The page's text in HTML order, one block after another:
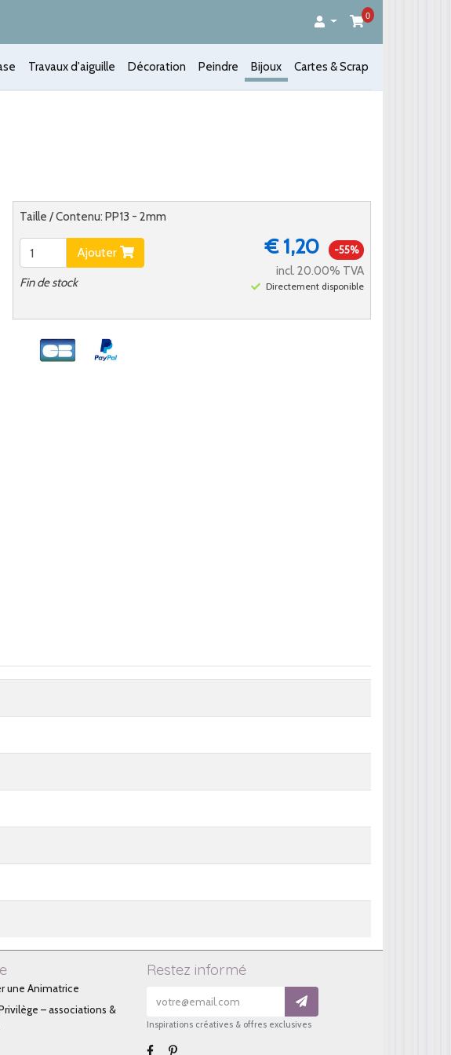
0
Travaux d'aiguille Décoration Peindre Bijoux Cartes & Scrap
Taille / Contenu: PP13 - 2mm
Ajouter
Fin de stock
€ 1,20 -55%
incl. 20.00% TVA
Directement disponible
une Animatrice
– associations &
Restez informé
Inspirations créatives & offres exclusives